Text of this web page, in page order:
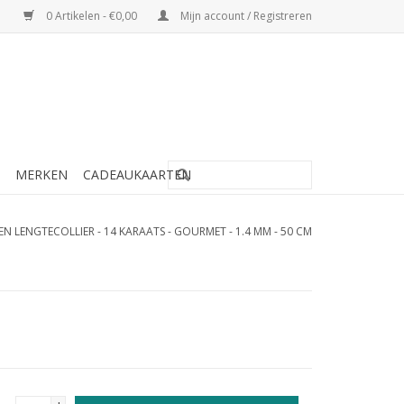
0 Artikelen - €0,00 Mijn account / Registreren
MERKEN CADEAUKAARTEN
LENGTECOLLIER - 14 KARAATS - GOURMET - 1.4 MM - 50 CM